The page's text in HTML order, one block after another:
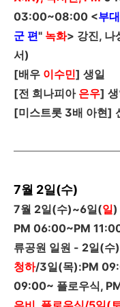
03:00~08:00 <부
군 편" 녹화> 강진, 나
서)
[배우 이수민] 생일
[전 희나피아 은우]
[미스트롯 3배 아현]
7월 2일(수)
7월 2일(수)~6일(일)
PM 06:00~PM
류공원 일원 - 2일(수)
청하/3일(목):PM
09:00~ 플로우식,